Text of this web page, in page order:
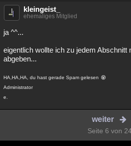
kleingeist_
ehemaliges Mitglied
ja ^^...
eigentlich wollte ich zu jedem Abschnitt
abgeben...
HA,HA,HA, du hast gerade Spam gelesen
Administrator
e.
weiter
Seite 6 von